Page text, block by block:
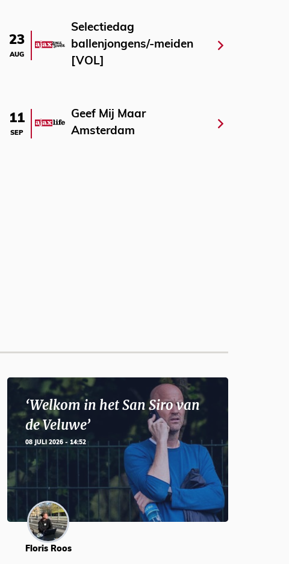
23
AUG
Selectiedag
ballenjongens/-meiden
[VOL]
11
SEP
Geef Mij Maar
Amsterdam
‘Welkom in het San Siro van
de Veluwe’
08 JULI 2026 - 14:52
Floris Roos